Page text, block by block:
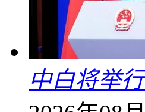
中白将举